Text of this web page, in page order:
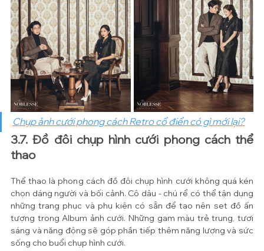
Chụp ảnh cưới phong cách Retro cổ điển có gì mới lại?
3.7. Đồ đôi chụp hình cưới phong cách thể
thao
Thể thao là phong cách đồ đôi chụp hình cưới không quá kén
chọn dáng người và bối cảnh. Cô dâu - chú rể có thể tận dụng
những trang phục và phụ kiện có sẵn để tạo nên set đồ ấn
tượng trong Album ảnh cưới. Những gam màu trẻ trung, tươi
sáng và năng động sẽ góp phần tiếp thêm năng lượng và sức
sống cho buổi chụp hình cưới.